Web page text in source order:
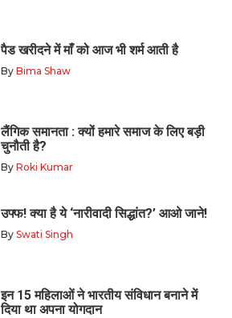
पैड खरीदने में माँ को आज भी शर्म आती है
By Bima Shaw
लैंगिक समानता : क्यों हमारे समाज के लिए बड़ी
चुनौती है?
By Roki Kumar
उफ्फ! क्या है ये ‘नारीवादी सिद्धांत?’ आओ जाने!
By Swati Singh
इन 15 महिलाओं ने भारतीय संविधान बनाने में
दिया था अपना योगदान